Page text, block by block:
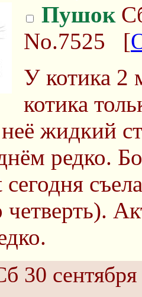
Пушок
No.7525 [
У котика 2
котика
жидкий
редко.
30